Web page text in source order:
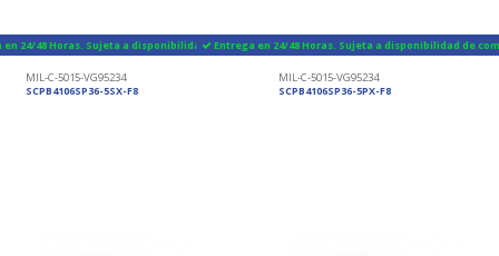
24/48 Horas. Sujeta a disponibilidad de componentes
MIL-C-5015-VG95234
SCPB4106SP36-5SX-F8
Entrega en 24/48 Horas. Sujeta a disponibilidad de
MIL-C-5015-VG95234
SCPB4106SP36-5PX-F8